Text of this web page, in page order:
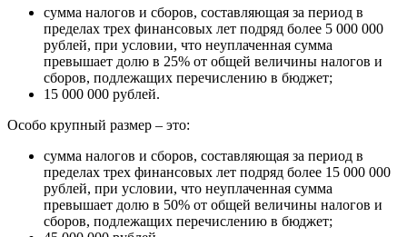
сумма налогов и сборов, составляющая за период в
пределах трех финансовых лет подряд более 5 000 000
рублей, при условии, что неуплаченная сумма
превышает долю в 25% от общей величины налогов и
сборов, подлежащих перечислению в бюджет;
15 000 000 рублей.
Особо крупный размер – это:
сумма налогов и сборов, составляющая за период в
пределах трех финансовых лет подряд более 15 000 000
рублей, при условии, что неуплаченная сумма
превышает долю в 50% от общей величины налогов и
сборов, подлежащих перечислению в бюджет;